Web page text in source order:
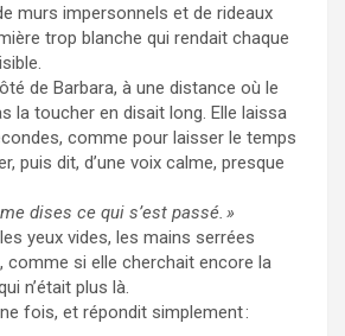
murs impersonnels et de rideaux
trop blanche qui rendait chaque
de Barbara, à une distance où le
la toucher en disait long. Elle laissa
comme pour laisser le temps
puis dit, d’une voix calme, presque
dises ce qui s’est passé. »
yeux vides, les mains serrées
comme si elle cherchait encore la
n’était plus là.
fois, et répondit simplement :